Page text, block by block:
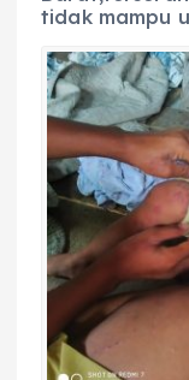
tidak mampu